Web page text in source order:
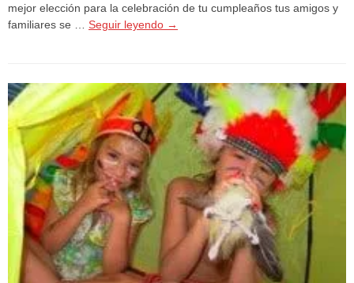
mejor elección para la celebración de tu cumpleaños tus amigos y
familiares se … Seguir leyendo →